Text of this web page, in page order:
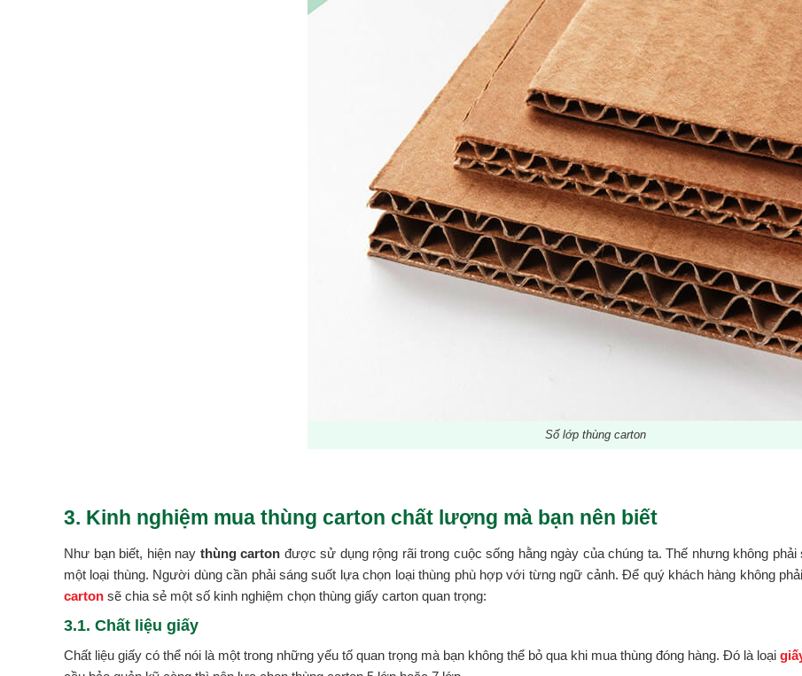
Số lớp thùng carton
3. Kinh nghiệm mua thùng carton chất lượng mà bạn nên biết
Như bạn biết, hiện nay thùng carton được sử dụng rộng rãi trong cuộc sống hằng ngày của chúng ta. Thế nhưng không
một loại thùng. Người dùng cần phải sáng suốt lựa chọn loại thùng phù hợp với từng ngữ cảnh. Để quý khách hàng không
carton sẽ chia sẻ một số kinh nghiệm chọn thùng giấy carton quan trọng:
3.1. Chất liệu giấy
Chất liệu giấy có thể nói là một trong những yếu tố quan trọng mà bạn không thể bỏ qua khi mua thùng đóng hàng. Đó là loại